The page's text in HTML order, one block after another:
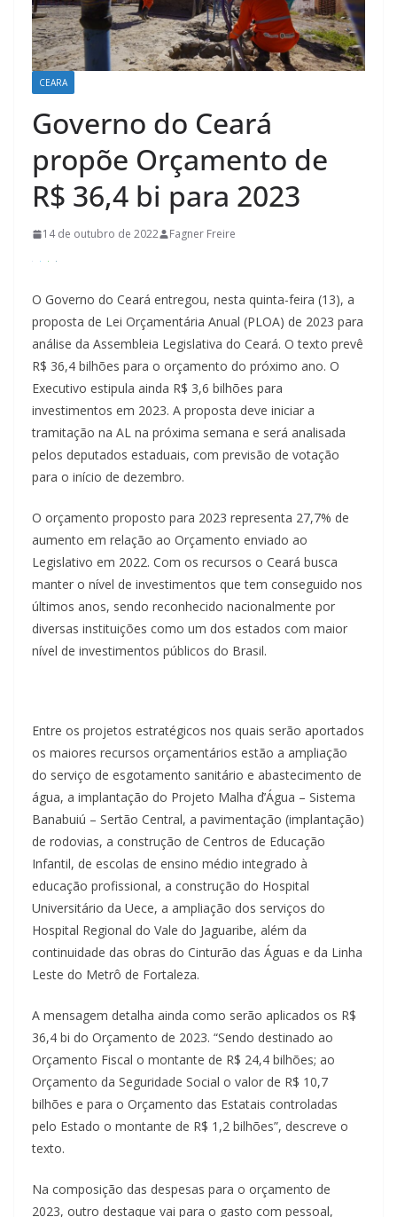
CEARA
Governo do Ceará
propõe Orçamento de
R$ 36,4 bi para 2023
14 de outubro de 2022 Fagner Freire
O Governo do Ceará entregou, nesta quinta-feira (13), a
proposta de Lei Orçamentária Anual (PLOA) de 2023 para
análise da Assembleia Legislativa do Ceará. O texto prevê
R$ 36,4 bilhões para o orçamento do próximo ano. O
Executivo estipula ainda R$ 3,6 bilhões para
investimentos em 2023. A proposta deve iniciar a
tramitação na AL na próxima semana e será analisada
pelos deputados estaduais, com previsão de votação
para o início de dezembro.
O orçamento proposto para 2023 representa 27,7% de
aumento em relação ao Orçamento enviado ao
Legislativo em 2022. Com os recursos o Ceará busca
manter o nível de investimentos que tem conseguido nos
últimos anos, sendo reconhecido nacionalmente por
diversas instituições como um dos estados com maior
nível de investimentos públicos do Brasil.
Entre os projetos estratégicos nos quais serão aportados
os maiores recursos orçamentários estão a ampliação
do serviço de esgotamento sanitário e abastecimento de
água, a implantação do Projeto Malha d’́Água – Sistema
Banabuiú – Sertão Central, a pavimentação (implantação)
de rodovias, a construção de Centros de Educação
Infantil, de escolas de ensino médio integrado à
educação profissional, a construção do Hospital
Universitário da Uece, a ampliação dos serviços do
Hospital Regional do Vale do Jaguaribe, além da
continuidade das obras do Cinturão das Águas e da Linha
Leste do Metrô de Fortaleza.
A mensagem detalha ainda como serão aplicados os R$
36,4 bi do Orçamento de 2023. “Sendo destinado ao
Orçamento Fiscal o montante de R$ 24,4 bilhões; ao
Orçamento da Seguridade Social o valor de R$ 10,7
bilhões e para o Orçamento das Estatais controladas
pelo Estado o montante de R$ 1,2 bilhões”, descreve o
texto.
Na composição das despesas para o orçamento de
2023, outro destaque vai para o gasto com pessoal,